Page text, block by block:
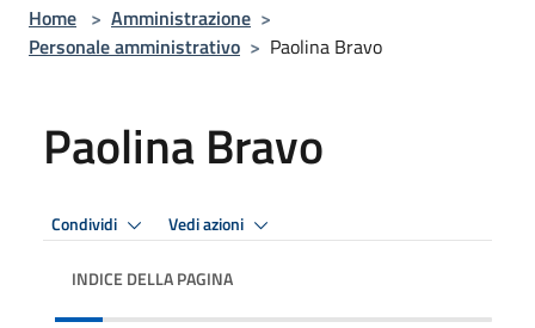
Home > Amministrazione >
Personale amministrativo > Paolina Bravo
Paolina Bravo
Condividi Vedi azioni
INDICE DELLA PAGINA